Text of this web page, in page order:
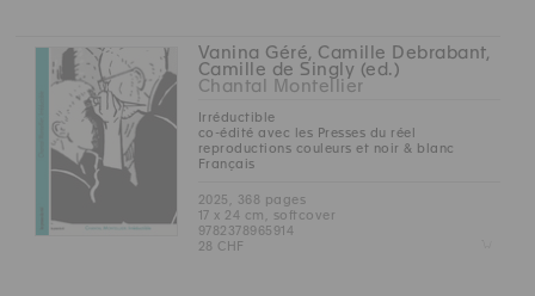
Vanina Géré, Camille Debrabant,
Camille de Singly (ed.)
Chantal Montellier
Irréductible
co-édité avec les Presses du réel
reproductions couleurs et noir & blanc
Français
2025, 368 pages
17 x 24 cm, softcover
9782378965914
28 CHF